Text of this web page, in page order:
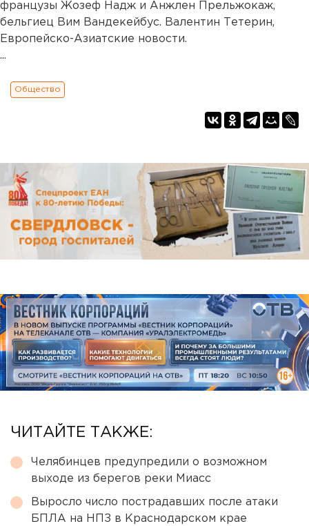
французы Жозеф Надж и Анжлен Прельжокаж,
бельгиец Вим Вандекейбус. Валентин Тетерин,
Европейско-Азиатские новости.
...
Общество
ЧИТАЙТЕ ТАКЖЕ:
Челябинцев предупредили о возможном
выходе из берегов реки Миасс
Выросло число пострадавших после атаки
БПЛА на НПЗ в Краснодарском крае